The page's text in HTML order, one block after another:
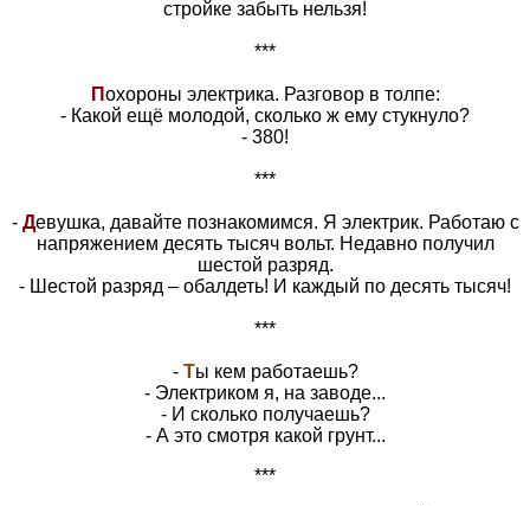
стройке забыть нельзя!
***
Похороны электрика. Разговор в толпе:
- Какой ещё молодой, сколько ж ему стукнуло?
- 380!
***
- Девушка, давайте познакомимся. Я электрик. Работаю с
напряжением десять тысяч вольт. Недавно получил
шестой разряд.
- Шестой разряд – обалдеть! И каждый по десять тысяч!
***
- Ты кем работаешь?
- Электриком я, на заводе...
- И сколько получаешь?
- А это смотря какой грунт...
***